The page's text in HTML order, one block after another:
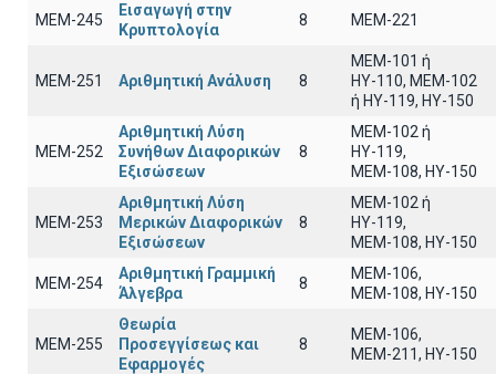
ΜΕΜ-245
Εισαγωγή στην
Κρυπτολογία
8 MEM-221
ΜΕΜ-251 Αριθμητική Ανάλυση 8
ΜΕΜ-101 ή
ΗΥ-110, MEM-102
ή ΗΥ-119, ΗΥ-150
ΜΕΜ-252
Αριθμητική Λύση
Συνήθων Διαφορικών
Εξισώσεων
8
MEM-102 ή
ΗΥ-119,
ΜΕΜ-108, ΗΥ-150
ΜΕΜ-253
Αριθμητική Λύση
Μερικών Διαφορικών
Εξισώσεων
8
ΜΕΜ-102 ή
ΗΥ-119,
ΜΕΜ-108, ΗΥ-150
ΜΕΜ-254
Αριθμητική Γραμμική
Άλγεβρα
8
ΜΕΜ-106,
ΜΕΜ-108, ΗΥ-150
ΜΕΜ-255
Θεωρία
Προσεγγίσεως και
Εφαρμογές
8
ΜΕΜ-106,
ΜΕΜ-211, ΗΥ-150